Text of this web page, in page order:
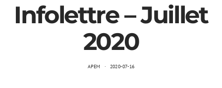
Infolettre – Juillet
2020
APEM 2020-07-16